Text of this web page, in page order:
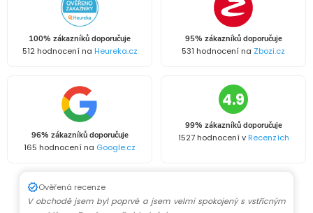
100% zákazníků doporučuje
512 hodnocení na Heureka.cz
95% zákazníků doporučuje
531 hodnocení na Zbozi.cz
96% zákazníků doporučuje
165 hodnocení na Google.cz
4.9
99% zákazníků doporučuje
1527 hodnocení vRecenzích
Ověřená recenze
V obchodě jsem byl poprvé a jsem velmi spokojený s vstřícným